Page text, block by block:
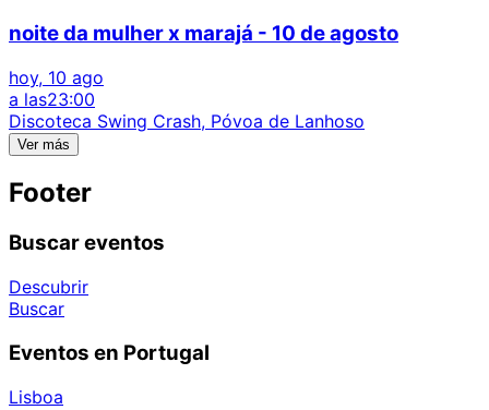
noite da mulher x marajá - 10 de agosto
hoy, 10 ago
a las23:00
Discoteca Swing Crash, Póvoa de Lanhoso
Ver más
Footer
Buscar eventos
Descubrir
Buscar
Eventos en Portugal
Lisboa